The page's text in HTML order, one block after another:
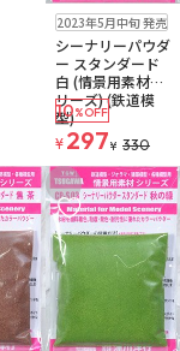
ゆうパケット
お取り寄せ
2023年5月中旬 発売
シーナリーパウダ
ー スタンダード
白 (情景用素材シ
リーズ) (鉄道模
型)
10%OFF
¥ 297¥ 330
に追加お気に入りに